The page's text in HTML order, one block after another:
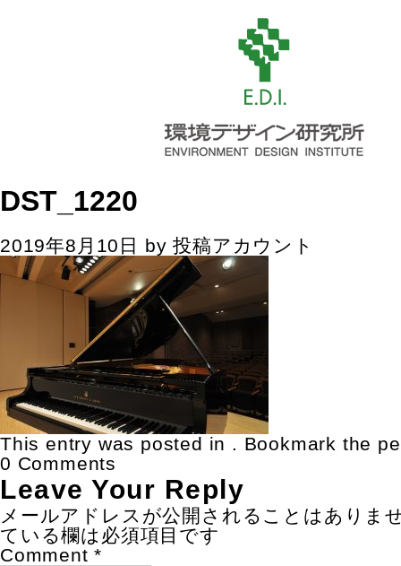
DST_1220
2019年8月10日 by投稿アカウント
This entry was posted in . Bookmark the
0 Comments
Leave Your Reply
メールアドレスが公開されることはありま
ている欄は必須項目です
Comment *